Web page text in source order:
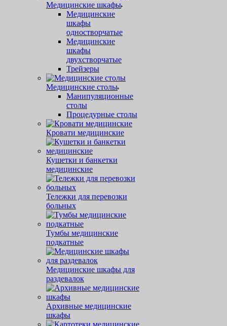
Медицинские шкафы
Медицинские
шкафы
одностворчатые
Медицинские
шкафы
двухстворчатые
Трейзеры
Медицинские столы
Манипуляционные
столы
Процедурные столы
Кровати медицинские
Кушетки и банкетки
медицинские
Тележки для перевозки
больных
Тумбы медицинские
подкатные
Медицинские шкафы для
раздевалок
Архивные медицинские
шкафы